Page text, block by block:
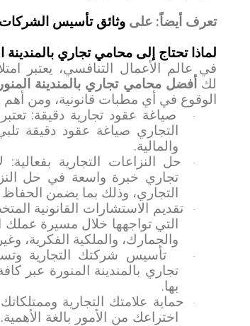
تعرف أيضاً: على وثائق تأسيس الشركات
لماذا تحتاج إلى محامي تجاري بالمندينة
في عالم الأعمال التنافسي، يعتبر
لك أفضل محامي تجاري بالمندينة
الوقوع في أي مطبات قانونية، ومن
·
صياغة عقود تجارية دقيقة:
التجاري صياغة عقود دقيقة
والمالية.
·
حل النزاعات التجارية
تجاري خبرة واسعة في حل
التجاري، وذلك بما يضمن
·
تقديم الاستشارات القانونية
التي تواجهها خلال مسيرة
والجمارك، والملكية الفكرية،
·
تأسيس شركتك التجارية
تجاري بالمندينة المنورة عبر
بها.
·
حماية علامتك التجارية
اختراعك من الأمور بالغة